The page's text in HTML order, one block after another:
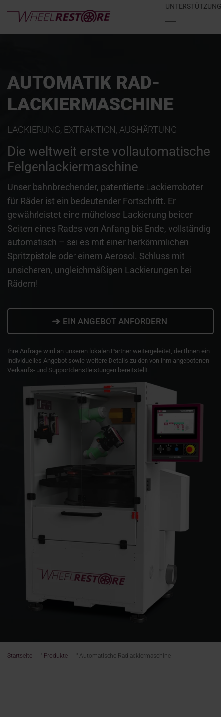
UNTERSTÜTZUNG
AUTOMATIK RAD-
LACKIERMASCHINE
LACKIERUNG, EXTRAKTION, AUSHÄRTUNG
Die weltweit erste vollautomatische
Felgenlackiermaschine
Unser bahnbrechender, patentierte Lackierroboter
für Räder ist ein bedeutender Fortschritt. Er
gewährleistet eine mühelose Lackierung beider
Seiten eines Rades von Anfang bis Ende, vollständig
automatisch – sei es mit einer herkömmlichen
Spritzpistole oder einem Aerosol. Schluss mit
unsicheren, ungleichmäßigen Lackierungen bei
Rädern!
➜ EIN ANGEBOT ANFORDERN
Ihre Anfrage wird an unseren lokalen Partner weitergeleitet, der Ihnen ein
individuelles Angebot sowie weitere Details zu den von ihm angebotenen
Verkaufs- und Supportdienstleistungen bereitstellt.
Startseite " Produkte " Automatische Radlackiermaschine